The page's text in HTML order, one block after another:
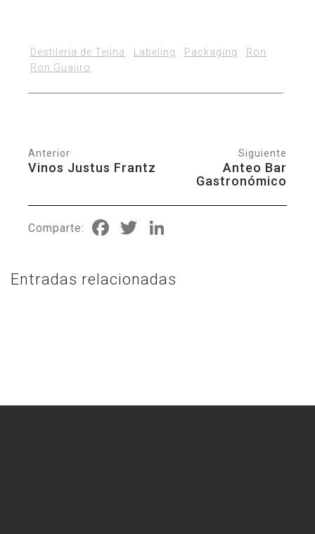
Destilería de Tejina Labeling Packaging
Ron
Ron Guajiro
Anterior
Vinos Justus Frantz
Siguiente
Anteo Bar
Gastronómico
Comparte: Facebook
Twitter
Entradas relacionadas